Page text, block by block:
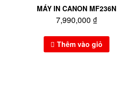
MÁY IN CANON MF236N
7,990,000 ₫
Thêm vào giỏ